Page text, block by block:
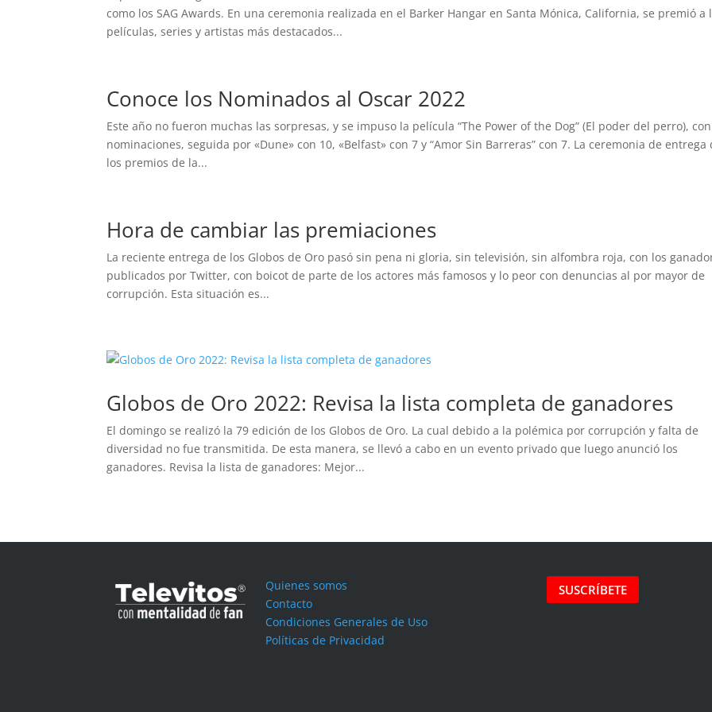
como los SAG Awards. En una ceremonia realizada en el Barker Hangar en Santa Mónica, California, se premió a
películas, series y artistas más destacados...
Conoce los Nominados al Oscar 2022
Este año no fueron muchas las sorpresas, y se impuso la película “The Power of the Dog” (El poder del perro),
nominaciones, seguida por «Dune» con 10, «Belfast» con 7 y “Amor Sin Barreras” con 7. La ceremonia de entrega
los premios de la...
Hora de cambiar las premiaciones
La reciente entrega de los Globos de Oro pasó sin pena ni gloria, sin televisión, sin alfombra roja, con los
publicados por Twitter, con boicot de parte de los actores más famosos y lo peor con denuncias al por mayor de
corrupción. Esta situación es...
Globos de Oro 2022: Revisa la lista completa de ganadores
El domingo se realizó la 79 edición de los Globos de Oro. La cual debido a la polémica por corrupción y falta de
diversidad no fue transmitida. De esta manera, se llevó a cabo en un evento privado que luego anunció los
ganadores. Revisa la lista de ganadores: Mejor...
Quienes somos
Contacto
Condiciones Generales de Uso
Políticas de Privacidad
SUSCRÍBETE